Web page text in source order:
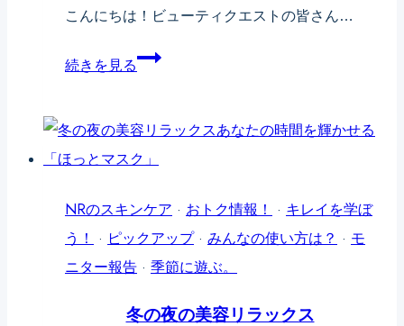
ス
る！
こんにちは！ビューティクエストの皆さん…
続きを見るナ
カ
バ
ら
NRのスキンケア · おトク情報！ · キレイを学ぼ
う！ · ピックアップ· みんなの使い方は？ · モ
ニター報告 · 季節に遊ぶ。
冬の夜の美容リラックス